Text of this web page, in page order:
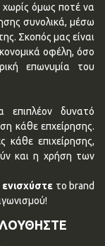
όμως ποτέ να
συνολικά, μέσω
Σκοπός μας είναι
οφέλη, όσο
επωνυμία του
επιπλέον δυνατό
κάθε επχείρησης.
κάθε επιχείρησης,
και η χρήση των
ενισχύστε το brand